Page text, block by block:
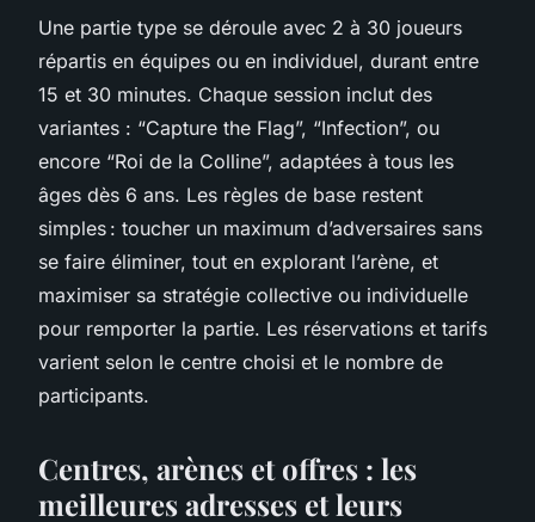
Une partie type se déroule avec 2 à 30 joueurs
répartis en équipes ou en individuel, durant entre
15 et 30 minutes. Chaque session inclut des
variantes : “Capture the Flag”, “Infection”, ou
encore “Roi de la Colline”, adaptées à tous les
âges dès 6 ans. Les règles de base restent
simples : toucher un maximum d’adversaires sans
se faire éliminer, tout en explorant l’arène, et
maximiser sa stratégie collective ou individuelle
pour remporter la partie. Les réservations et tarifs
varient selon le centre choisi et le nombre de
participants.
Centres, arènes et offres : les
meilleures adresses et leurs